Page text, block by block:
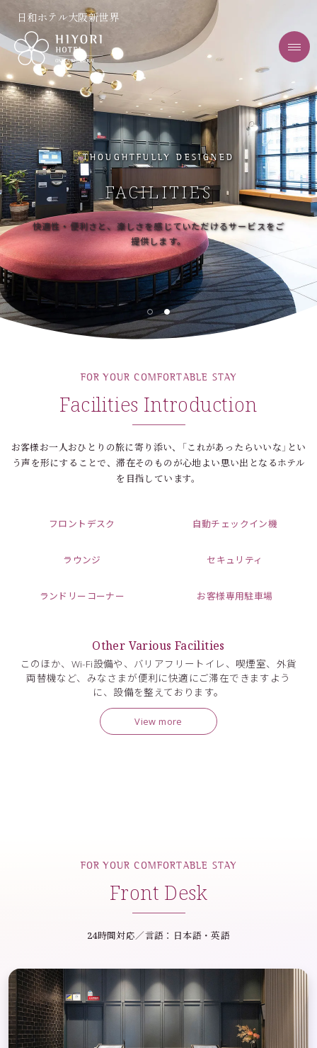
日和ホテル大阪新世界
THOUGHTFULLY DESIGNED
FACILITIES
快適性・便利さと、楽しさを感じていただけるサービスをご
提供します。
FOR YOUR COMFORTABLE STAY
Facilities Introduction
お客様お一人おひとりの旅に寄り添い、「これがあったらいいな」とい
う声を形にすることで、滞在そのものが心地よい思い出となるホテル
を目指しています。
フロントデスク 自動チェックイン機
ラウンジ セキュリティ
ランドリーコーナー お客様専用駐車場
Other Various Facilities
このほか、Wi-Fi設備や、バリアフリートイレ、喫煙室、外貨
両替機など、みなさまが便利に快適にご滞在できますよう
に、設備を整えております。
View more
FOR YOUR COMFORTABLE STAY
Front Desk
24時間対応／言語：日本語・英語